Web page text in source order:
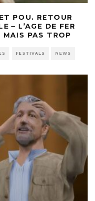
POU. RETOUR
– L’AGE DE FER
MAIS PAS TROP
FESTIVALS NEWS